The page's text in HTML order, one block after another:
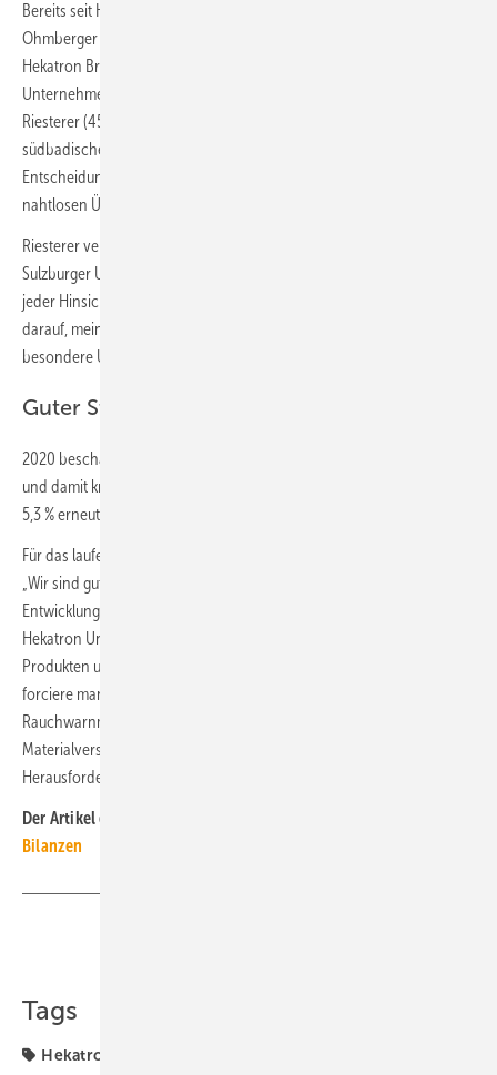
Bereits seit Herbst letzten Jahres steht die Altersnachfolge für Peter
Ohmberger fest. Nach fast zwei Jahrzehnten als Geschäftsführer von
Hekatron Brandschutz legt Ohmberger (63) die Geschicke des
Unternehmens zum Jahresbeginn 2022 in jüngere Hände: Mit Petra
Riesterer (45) ist dann erstmals eine Frau an der Spitze des
südbadischen Brandschutzspezialisten. Mit der frühzeitigen
Entscheidung stellt das Unternehmen bewusst die Weichen für einen
nahtlosen Übergang.
Riesterer verbindet eine mehr als zwanzigjährige Geschichte mit dem
Sulzburger Unternehmen. „Für Hekatron Brandschutz möchte ich in
jeder Hinsicht die Brücke in die Zukunft schlagen. Ich freue mich sehr
darauf, meine ganze Energie für den Standort Sulzburg, für dieses
besondere Unternehmen und seine Menschen einzusetzen.“
Guter Start ins laufende Geschäftsjahr
2020 beschäftigten die Hekatron Unternehmen 953 Mitarbeitende
und damit knapp 1 % mehr als 2019. Die Ausbildungsquote liegt mit
5,3 % erneut über dem Bundesdurchschnitt.
Für das laufende Geschäftsjahr 2021 ist man in Sulzburg optimistisch:
„Wir sind gut in das Jahr gestartet und gehen von einer positiven
Entwicklung und weiterem Wachstum aus, sagt Roth. So gehen die
Hekatron Unternehmen 2021 beispielsweise mit neuen, teils digitalen
Produkten und neuen Technologien an den Start. Darüber hinaus
forciere man den internationalen Vertrieb der Sulzburger
Rauchwarnmelder. Die Corona-bedingt schwierige
Materialversorgung für die Produktion bleibt indes eine
Herausforderung. ■
Der Artikel gehört zur
Bilanzen
Tags
Hekatron